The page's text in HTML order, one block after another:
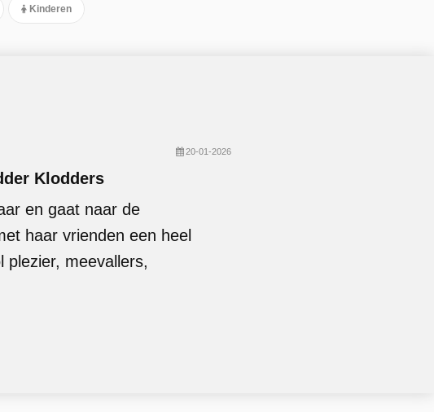
Kinderen
20-01-2026
Klodders
en gaat naar de
haar vrienden een heel
plezier, meevallers,